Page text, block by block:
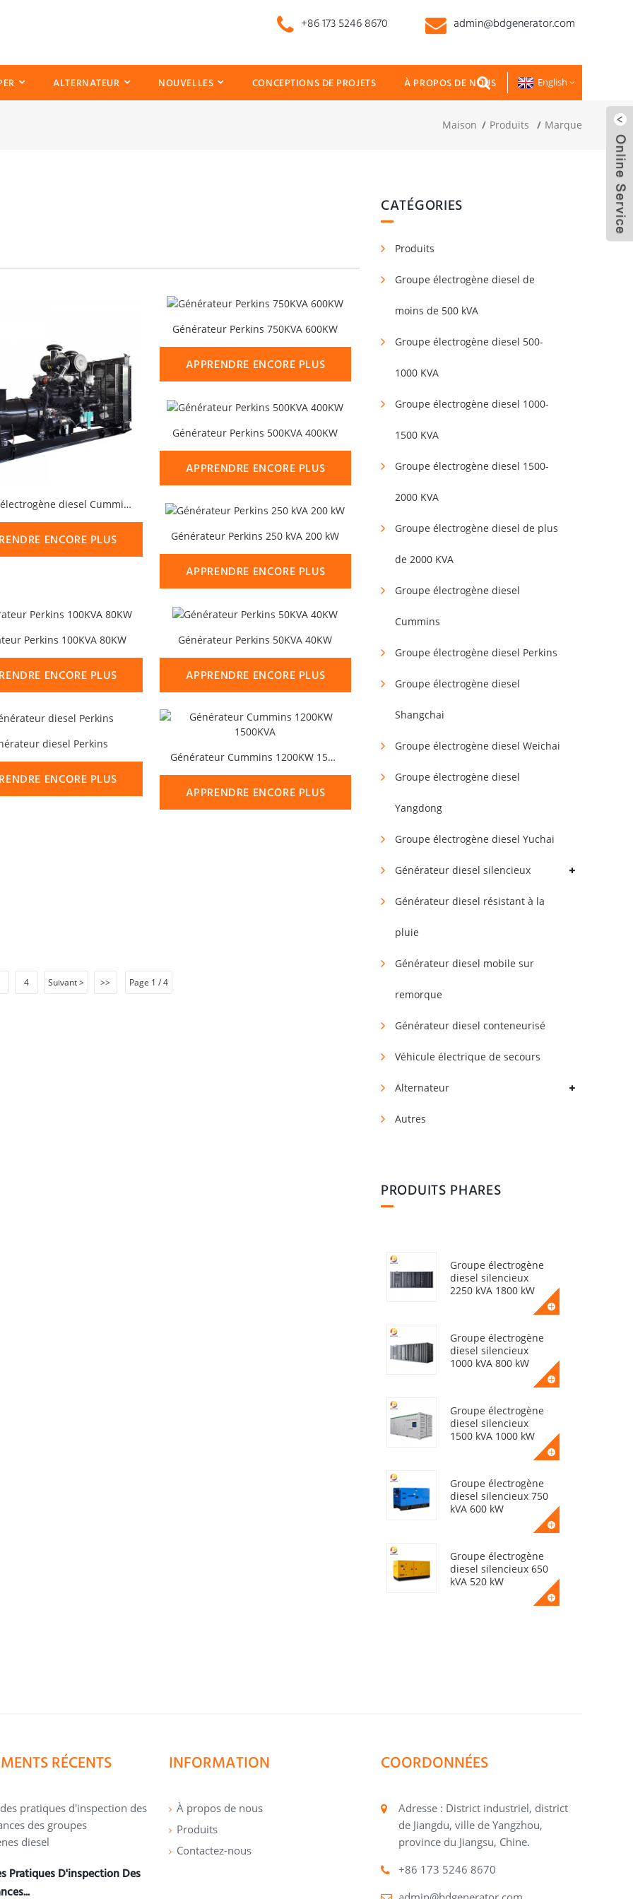
+86 173 5246 8670 admin@bdgenerator.com
ALTERNATEUR NOUVELLES CONCEPTIONS DE PROJETS À PROPOS DE NOUS English
Maison Produits Marque
CATÉGORIES
Produits
Groupe électrogène diesel de
moins de 500 kVA
Groupe électrogène diesel 500-
1000 KVA
Groupe électrogène diesel 1000-
1500 KVA
Groupe électrogène diesel 1500-
2000 KVA
Groupe électrogène diesel de plus
de 2000 KVA
Groupe électrogène diesel
Cummins
Groupe électrogène diesel Perkins
Groupe électrogène diesel
Shangchai
Groupe électrogène diesel Weichai
Groupe électrogène diesel
Yangdong
Groupe électrogène diesel Yuchai
Générateur diesel silencieux
Générateur diesel résistant à la
pluie
Générateur diesel mobile sur
remorque
Générateur diesel conteneurisé
Véhicule électrique de secours
Alternateur
Autres
PRODUITS PHARES
Groupe électrogène
diesel silencieux
2250 kVA 1800 kW
Groupe électrogène
diesel silencieux
1000 kVA 800 kW
Groupe électrogène
diesel silencieux
1500 kVA 1000 kW
Groupe électrogène
diesel silencieux 750
kVA 600 kW
Groupe électrogène
diesel silencieux 650
kVA 520 kW
Alternateur Beidou
Groupe électrogène diesel Cummins 2000 kVA 1600 kW
ENCORE PLUS
Générateur Perkins 750KVA 600KW
APPRENDRE ENCORE PLUS
Générateur Perkins 500KVA 400KW
APPRENDRE ENCORE PLUS
Générateur Perkins 250 kVA 200 kW
APPRENDRE ENCORE PLUS
Perkins 100KVA 80KW
ENCORE PLUS
Générateur Perkins 50KVA 40KW
APPRENDRE ENCORE PLUS
diesel Perkins
ENCORE PLUS
Générateur Cummins 1200KW 1500KVA
APPRENDRE ENCORE PLUS
4 Suivant > >> Page 1 / 4
RÉCENTS
Pratiques D'inspection Des
INFORMATION
À propos de nous
Produits
Contactez-nous
COORDONNÉES
Adresse : District industriel, district
de Jiangdu, ville de Yangzhou,
province du Jiangsu, Chine.
+86 173 5246 8670